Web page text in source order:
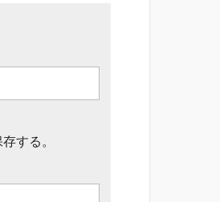
する。